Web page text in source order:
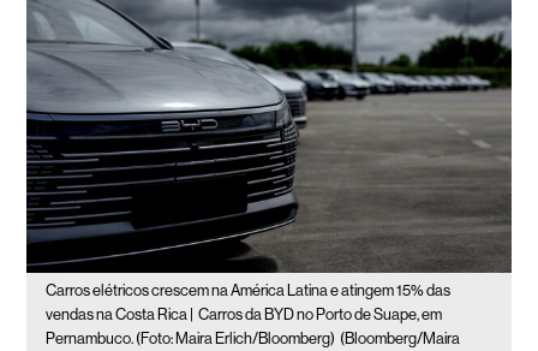
Carros elétricos crescem na América Latina e atingem 15% das
vendas na Costa Rica |
Carros da BYD no Porto de Suape, em
Pernambuco. (Foto: Maira Erlich/Bloomberg) (Bloomberg/Maira